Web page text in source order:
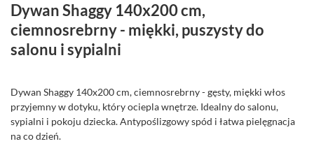
Dywan Shaggy 140x200 cm,
ciemnosrebrny - miękki, puszysty do
salonu i sypialni
Dywan Shaggy 140x200 cm, ciemnosrebrny - gęsty, miękki włos
przyjemny w dotyku, który ociepla wnętrze. Idealny do salonu,
sypialni i pokoju dziecka. Antypoślizgowy spód i łatwa pielęgnacja
na co dzień.